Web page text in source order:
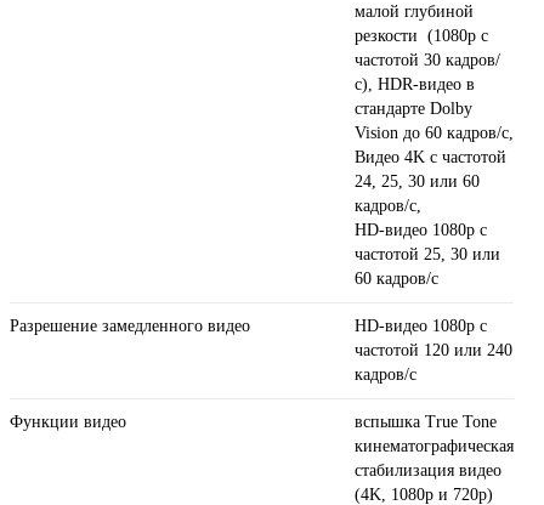
малой глубиной
резкости (1080p с
частотой 30 кадров/
с), HDR‑видео в
стандарте Dolby
Vision до 60 кадров/ с,
Видео 4K с частотой
24, 25, 30 или 60
кадров/ с,
HD-видео 1080p с
частотой 25, 30 или
60 кадров/ с
Разрешение замедленного видео
HD-видео 1080р c
частотой 120 или 240
кадров/ с
Функции видео
вспышка True Tone
кинематографическая
стабилизация видео
(4K, 1080p и 720p)